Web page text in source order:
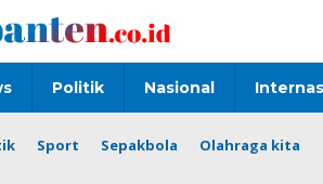
Politik Nasional
Sport Sepakbola Olahraga kita